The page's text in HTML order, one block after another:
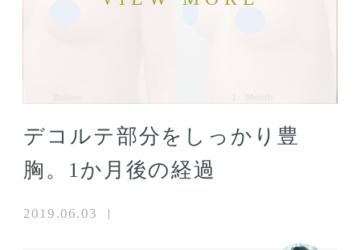
デコルテ部分をしっかり豊
胸。1か月後の経過
2019.06.03